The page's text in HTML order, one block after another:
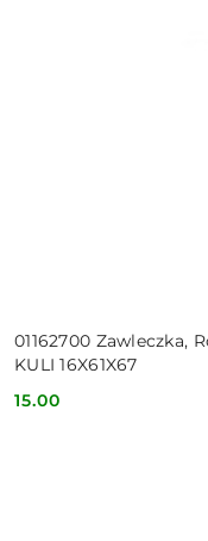
01162700 Zawleczka,
KULI 16X61X67
Cena:
15.00